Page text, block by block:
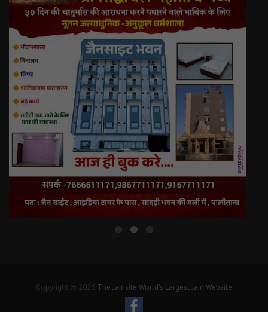
Copyright © 2026 The Jainsite World's Largest Jain Website